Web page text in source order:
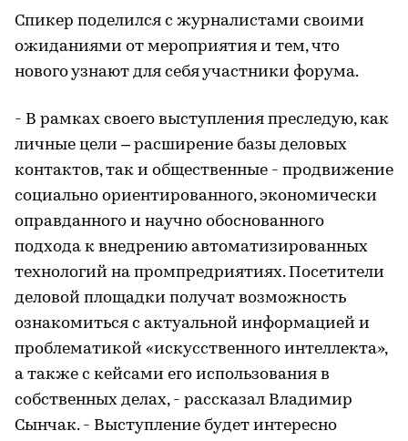
Спикер поделился с журналистами своими
ожиданиями от мероприятия и тем, что
нового узнают для себя участники форума.
- В рамках своего выступления преследую, как
личные цели – расширение базы деловых
контактов, так и общественные - продвижение
социально ориентированного, экономически
оправданного и научно обоснованного
подхода к внедрению автоматизированных
технологий на промпредриятиях. Посетители
деловой площадки получат возможность
ознакомиться с актуальной информацией и
проблематикой «искусственного интеллекта»,
а также с кейсами его использования в
собственных делах, - рассказал Владимир
Сынчак. - Выступление будет интересно